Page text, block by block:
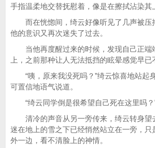
手指温柔地交替抚慰着，像是在擦拭沾染其
而在恍惚间，绮云好像听见了几声被压
他的意识又再次迷失了过去。
当他再度醒过来的时候，发现自己正端
上，之前那种让人无法抵挡的眩晕感觉早已
“咦，原来我没死吗？”绮云惊喜地站起
可置信地语气说道。
“绮云同学倒是很希望自己死在这里吗？
清冷的声音从另一旁传来，绮云转身望
迷在地上的雪之下已经悄然站立在一旁，只
外一边，看不清脸上的神情。